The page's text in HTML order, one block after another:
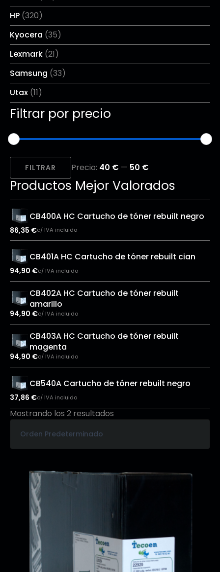
HP (320)
Kyocera (35)
Lexmark (21)
Samsung (33)
Utax (11)
Filtrar por precio
Precio
mínimo
Precio
máximo
FILTRAR Precio: 40 € — 50 €
Productos Mejor Valorados
CB400A HC Cartucho de tóner rebuilt negro
86,35 €c/ IVA incluido
CB401A HC Cartucho de tóner rebuilt cian
94,90 €c/ IVA incluido
CB402A HC Cartucho de tóner rebuilt
amarillo
94,90 €c/ IVA incluido
CB403A HC Cartucho de tóner rebuilt
magenta
94,90 €c/ IVA incluido
CB540A Cartucho de tóner rebuilt negro
37,86 €c/ IVA incluido
Mostrando los 2 resultados